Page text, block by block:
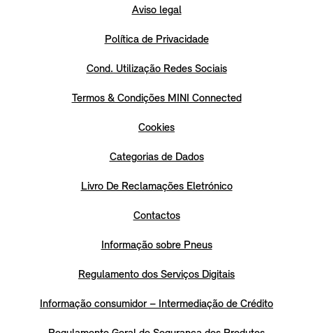
Aviso legal
Política de Privacidade
Cond. Utilização Redes Sociais
Termos & Condições MINI Connected
Cookies
Categorias de Dados
Livro De Reclamações Eletrónico
Contactos
Informação sobre Pneus
Regulamento dos Serviços Digitais
Informação consumidor – Intermediação de Crédito